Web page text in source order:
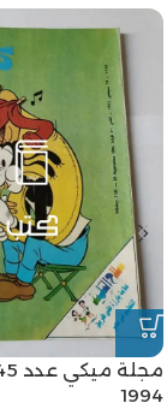
1994